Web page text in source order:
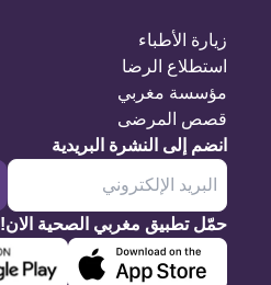
زيارة الأطباء
استطلاع الرضا
مؤسسة مغربي
قصص المرضى
انضم إلى النشرة البريدية
حمّل تطبيق مغربي الصحية الان!